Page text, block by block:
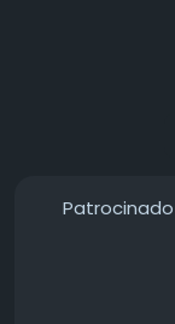
Patrocinado